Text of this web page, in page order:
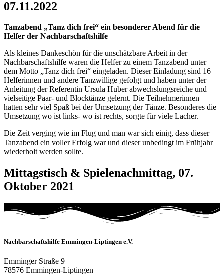
07.11.2022
Tanzabend „Tanz dich frei“ ein besonderer Abend für die
Helfer der Nachbarschaftshilfe
Als kleines Dankeschön für die unschätzbare Arbeit in der
Nachbarschaftshilfe waren die Helfer zu einem Tanzabend unter
dem Motto „Tanz dich frei“ eingeladen. Dieser Einladung sind 16
Helferinnen und andere Tanzwillige gefolgt und haben unter der
Anleitung der Referentin Ursula Huber abwechslungsreiche und
vielseitige Paar- und Blocktänze gelernt. Die Teilnehmerinnen
hatten sehr viel Spaß bei der Umsetzung der Tänze. Besonderes die
Umsetzung wo ist links- wo ist rechts, sorgte für viele Lacher.
Die Zeit verging wie im Flug und man war sich einig, dass dieser
Tanzabend ein voller Erfolg war und dieser unbedingt im Frühjahr
wiederholt werden sollte.
Mittagstisch & Spielenachmittag, 07.
Oktober 2021
Nachbarschaftshilfe Emmingen-Liptingen e.V.
Emminger Straße 9
78576 Emmingen-Liptingen